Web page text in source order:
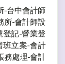
-台中會計師
所-會計師設
登記-營業登
班立案-會計
務處理-會計